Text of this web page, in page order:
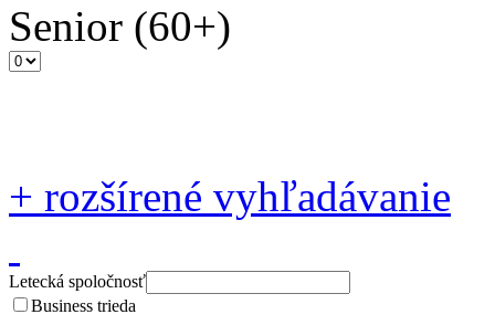
Senior (60+)
+ rozšírené vyhľadávanie
Letecká spoločnosť
Business trieda